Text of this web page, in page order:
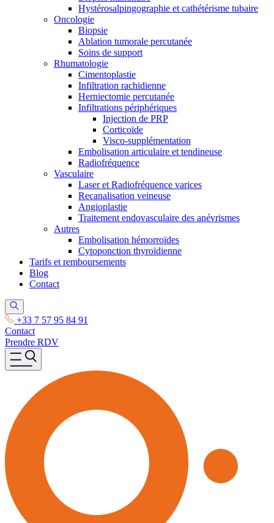
Hystérosalpingographie et cathétérisme tubaire
Oncologie
Biopsie
Ablation tumorale percutanée
Soins de support
Rhumatologie
Cimentoplastie
Infiltration rachidienne
Herniectomie percutanée
Infiltrations périphériques
Injection de PRP
Corticoïde
Visco-supplémentation
Embolisation articulaire et tendineuse
Radiofréquence
Vasculaire
Laser et Radiofréquence varices
Recanalisation veineuse
Angioplastie
Traitement endovasculaire des anévrismes
Autres
Embolisation hémorroïdes
Cytoponction thyroïdienne
Tarifs et remboursements
Blog
Contact
+33 7 57 95 84 91
Contact
Prendre RDV